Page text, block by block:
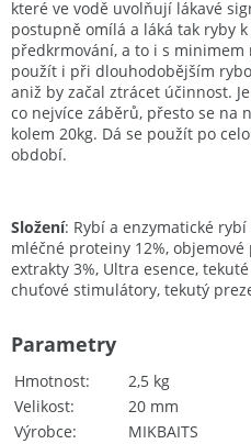
které ve vodě uvolňují lákavé
postupně omílá a láká tak ryby
předkrmování, a to i s minimem
použít i při dlouhodobějším
aniž by začal ztrácet účinnost.
co nejvíce záběrů, přesto se na
kolem 20kg. Dá se použít po
období.
Složení: Rybí a enzymatické
mléčné proteiny 12%,
extrakty 3%, Ultra esence,
chuťové stimulátory, tekutý
Hmotnost
2,5 kg
Velikost
20 mm
Výrobce
MIKBAITS
Parametry